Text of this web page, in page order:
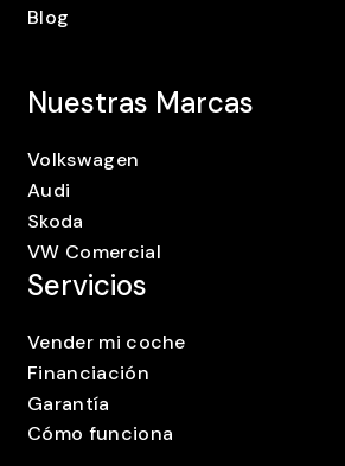
Blog
Nuestras Marcas
Volkswagen
Audi
Skoda
VW Comercial
Servicios
Vender mi coche
Financiación
Garantía
Cómo funciona